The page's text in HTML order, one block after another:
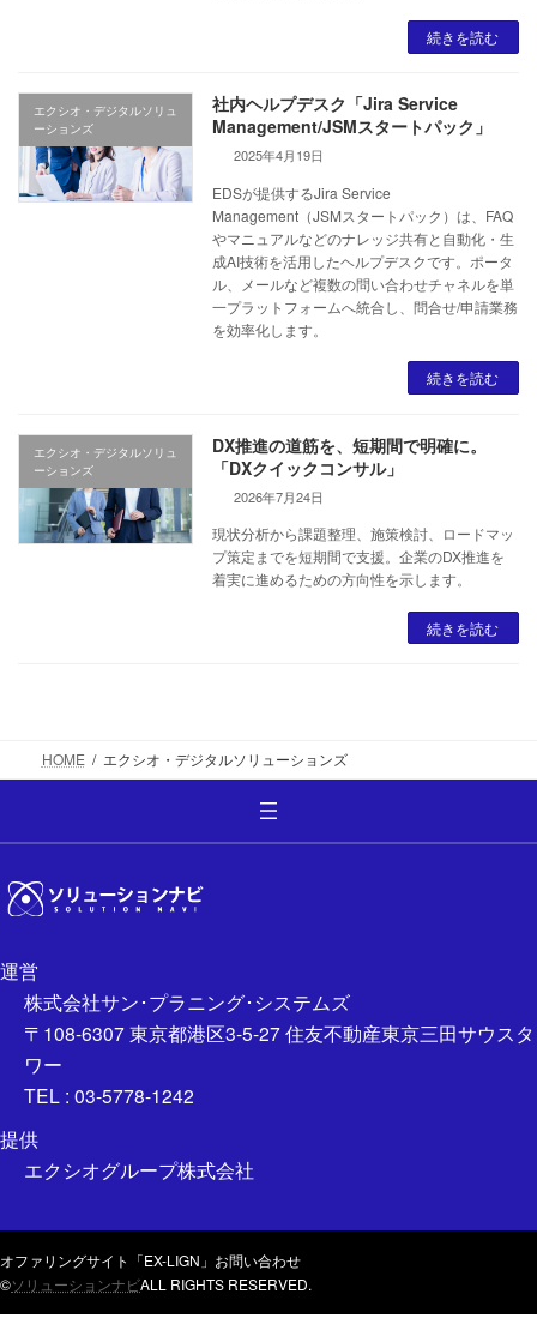
続きを読む
エクシオ・デジタルソリュ
ーションズ
社内ヘルプデスク「Jira Service
Management/JSMスタートパック」
2025年4月19日
EDSが提供するJira Service
Management（JSMスタートパック）は、FAQ
やマニュアルなどのナレッジ共有と自動化・生
成AI技術を活用したヘルプデスクです。ポータ
ル、メールなど複数の問い合わせチャネルを単
一プラットフォームへ統合し、問合せ/申請業務
を効率化します。
続きを読む
エクシオ・デジタルソリュ
ーションズ
DX推進の道筋を、短期間で明確に。
「DXクイックコンサル」
2026年7月24日
現状分析から課題整理、施策検討、ロードマッ
プ策定までを短期間で支援。企業のDX推進を
着実に進めるための方向性を示します。
続きを読む
HOME エクシオ・デジタルソリューションズ
運営
株式会社サン･プラニング･システムズ
〒108-6307 東京都港区3-5-27 住友不動産東京三田サウスタ
ワー
TEL : 03-5778-1242
提供
エクシオグループ株式会社
オファリングサイト「EX-LIGN」 お問い合わせ
©ソリューションナビALL RIGHTS RESERVED.